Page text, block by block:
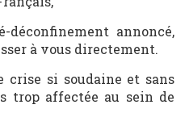
annoncé,
à vous directement.
crise si soudaine et sans
trop affectée au sein de